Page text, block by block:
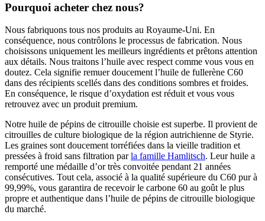
Pourquoi acheter chez nous?
Nous fabriquons tous nos produits au Royaume-Uni. En
conséquence, nous contrôlons le processus de fabrication. Nous
choisissons uniquement les meilleurs ingrédients et prêtons attention
aux détails. Nous traitons l’huile avec respect comme vous vous en
doutez. Cela signifie remuer doucement l’huile de fullerène C60
dans des récipients scellés dans des conditions sombres et froides.
En conséquence, le risque d’oxydation est réduit et vous vous
retrouvez avec un produit premium.
Notre huile de pépins de citrouille choisie est superbe. Il provient de
citrouilles de culture biologique de la région autrichienne de Styrie.
Les graines sont doucement torréfiées dans la vieille tradition et
pressées à froid sans filtration parla famille Hamlitsch. Leur huile a
remporté une médaille d’or très convoitée pendant 21 années
consécutives. Tout cela, associé à la qualité supérieure du C60 pur à
99,99%, vous garantira de recevoir le carbone 60 au goût le plus
propre et authentique dans l’huile de pépins de citrouille biologique
du marché.